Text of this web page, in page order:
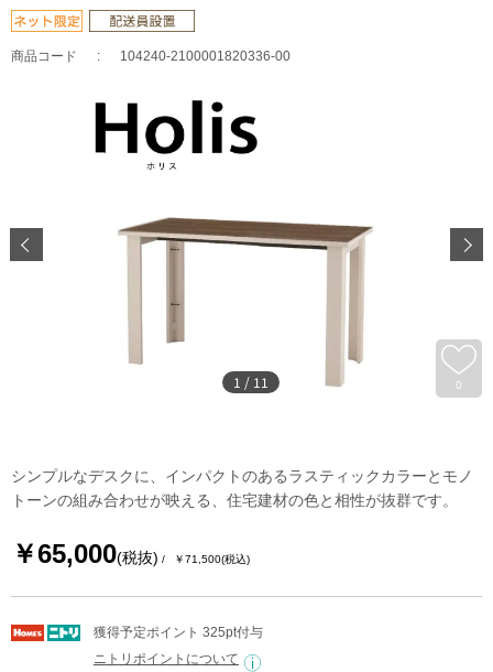
商品コード 104240-2100001820336-00
0
1 / 11
シンプルなデスクに、インパクトのあるラスティックカラーとモノ
トーンの組み合わせが映える、住宅建材の色と相性が抜群です。
￥65,000(税抜) ￥71,500(税込)
獲得予定ポイント 325pt付与
ニトリポイントについて